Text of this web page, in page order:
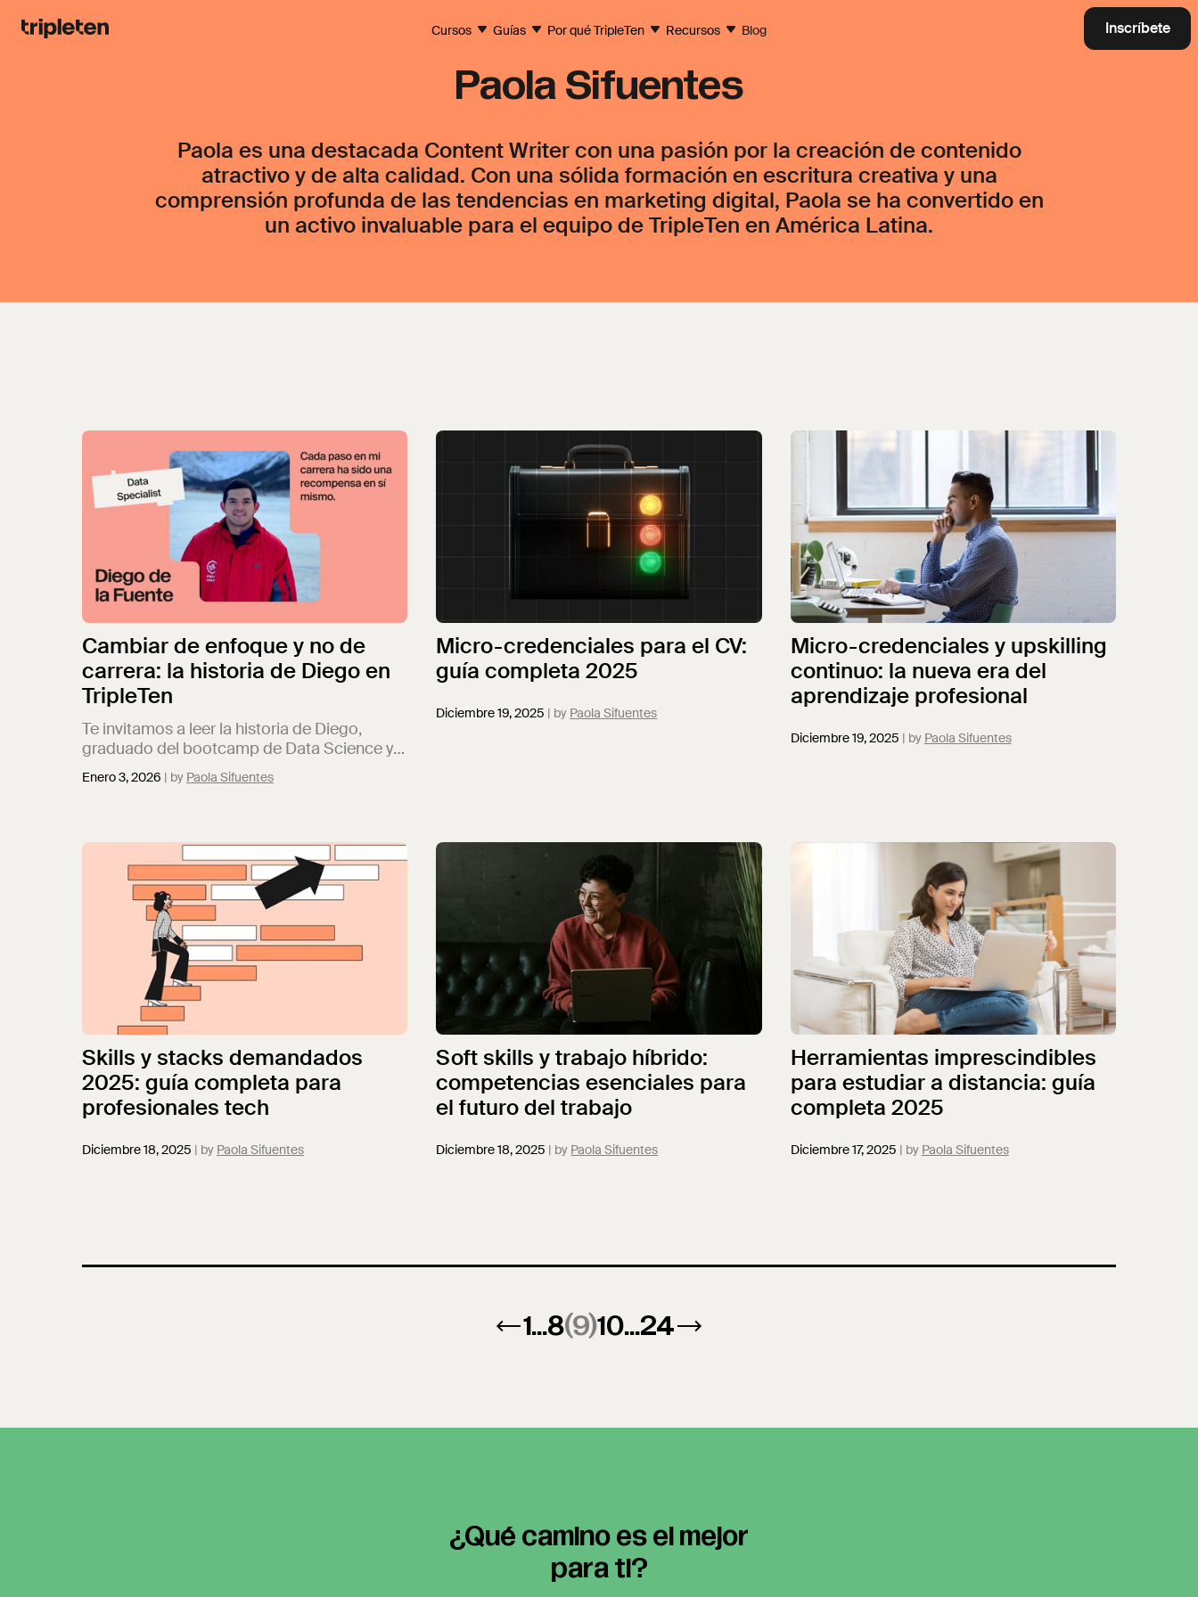
Cursos Guías Por qué TripleTen Recursos Blog Inscríbete
Paola Sifuentes
Paola es una destacada Content Writer con una pasión por la creación de contenido
atractivo y de alta calidad. Con una sólida formación en escritura creativa y una
comprensión profunda de las tendencias en marketing digital, Paola se ha convertido en
un activo invaluable para el equipo de TripleTen en América Latina.
Cambiar de enfoque y no de
carrera: la historia de Diego en
TripleTen
Te invitamos a leer la historia de Diego,
graduado del bootcamp de Data Science y
hoy Especialista en Datos en JATO
Dynamics, empresa líder en análisis de
Enero 3, 2026 Paola Sifuentes
Micro-credenciales para el CV:
guía completa 2025
Diciembre 19, 2025 Paola Sifuentes
Micro-credenciales y upskilling
continuo: la nueva era del
aprendizaje profesional
Diciembre 19, 2025 Paola Sifuentes
Skills y stacks demandados
2025: guía completa para
profesionales tech
Diciembre 18, 2025 Paola Sifuentes
Soft skills y trabajo híbrido:
competencias esenciales para
el futuro del trabajo
Diciembre 18, 2025 Paola Sifuentes
Herramientas imprescindibles
para estudiar a distancia: guía
completa 2025
Diciembre 17, 2025 Paola Sifuentes
←1...8(9)10...24→
¿Qué camino es el mejor
para ti?